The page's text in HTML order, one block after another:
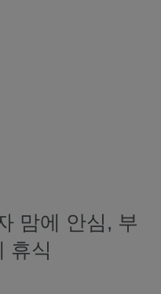
맘에 안심, 부
휴식